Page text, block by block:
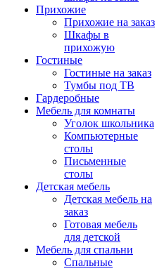
Прихожие
Прихожие на заказ
Шкафы в
прихожую
Гостиные
Гостиные на заказ
Тумбы под ТВ
Гардеробные
Мебель для комнаты
Уголок школьника
Компьютерные
столы
Письменные
столы
Детская мебель
Детская мебель на
заказ
Готовая мебель
для детской
Мебель для спальни
Спальные